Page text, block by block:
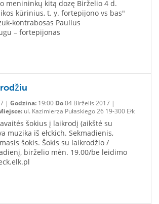
menininkų kitą dozę Birželio 4 d.
kūrinius, t. y. fortepijono vs bas"
kontrabosas Paulius
– fortepijonas
| Godzina: 19:00 Do04 Birželis 2017 |
ul. Kazimierza Pułaskiego 26 19-300 Ełk
šokius į laikrodį (aikštė su
muzika iš ełckich. Sekmadienis,
šokis. Šokis su laikrodžio /
birželio mėn. 19.00/be leidimo